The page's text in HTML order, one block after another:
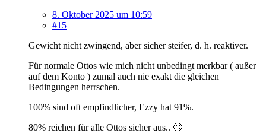
8. Oktober 2025 um 10:59
#15
Gewicht nicht zwingend, aber sicher steifer, d. h. reaktiver.
Für normale Ottos wie mich nicht unbedingt merkbar ( außer
auf dem Konto ) zumal auch nie exakt die gleichen
Bedingungen herrschen.
100% sind oft empfindlicher, Ezzy hat 91%.
80% reichen für alle Ottos sicher aus.. 🙄